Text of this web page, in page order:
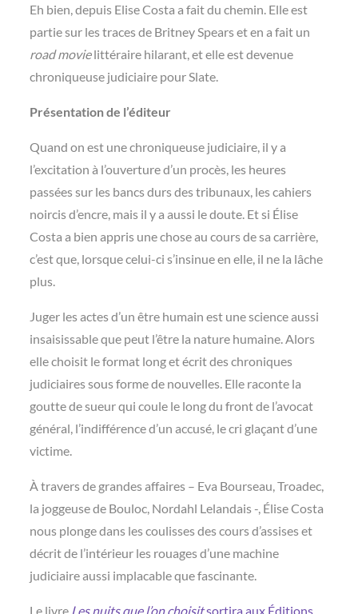
Eh bien, depuis Elise Costa a fait du chemin. Elle est
partie sur les traces de Britney Spears et en a fait un
road movielittéraire hilarant, et elle est devenue
chroniqueuse judiciaire pour Slate.
Présentation de l’éditeur
Quand on est une chroniqueuse judiciaire, il y a
l’excitation à l’ouverture d’un procès, les heures
passées sur les bancs durs des tribunaux, les cahiers
noircis d’encre, mais il y a aussi le doute. Et si Élise
Costa a bien appris une chose au cours de sa carrière,
c’est que, lorsque celui-ci s’insinue en elle, il ne la lâche
plus.
Juger les actes d’un être humain est une science aussi
insaisissable que peut l’être la nature humaine. Alors
elle choisit le format long et écrit des chroniques
judiciaires sous forme de nouvelles. Elle raconte la
goutte de sueur qui coule le long du front de l’avocat
général, l’indifférence d’un accusé, le cri glaçant d’une
victime.
À travers de grandes affaires – Eva Bourseau, Troadec,
la joggeuse de Bouloc, Nordahl Lelandais -, Élise Costa
nous plonge dans les coulisses des cours d’assises et
décrit de l’intérieur les rouages d’une machine
judiciaire aussi implacable que fascinante.
Le livre Les nuits que l’on choisitsortira aux Éditions